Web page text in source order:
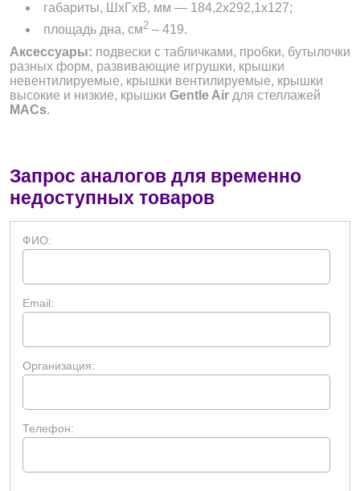
габариты, ШхГхВ, мм — 184,2x292,1x127;
площадь дна, см2 – 419.
Аксессуары: подвески с табличками, пробки, бутылочки
разных форм, развивающие игрушки, крышки
невентилируемые, крышки вентилируемые, крышки
высокие и низкие, крышки Gentle Air для стеллажей
MACs.
Запрос аналогов для временно
недоступных товаров
ФИО:
Email:
Организация:
Телефон: